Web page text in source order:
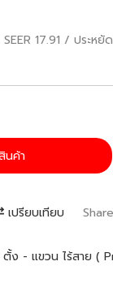
17.91 / ประหยั
นค้า
เปรียบเทียบ Share
ตั้ง - แขวน ไร้สาย (